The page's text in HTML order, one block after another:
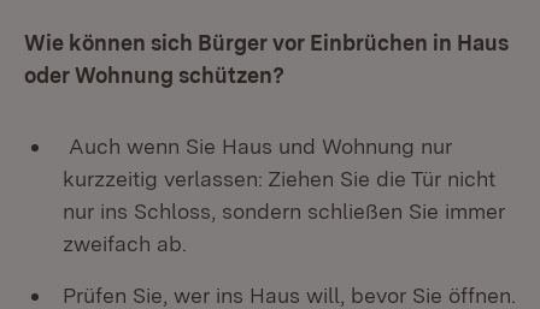
Wie können sich Bürger vor Einbrüchen in Haus
oder Wohnung schützen?
Auch wenn Sie Haus und Wohnung nur
kurzzeitig verlassen: Ziehen Sie die Tür nicht
nur ins Schloss, sondern schließen Sie immer
zweifach ab.
Prüfen Sie, wer ins Haus will, bevor Sie öffnen.